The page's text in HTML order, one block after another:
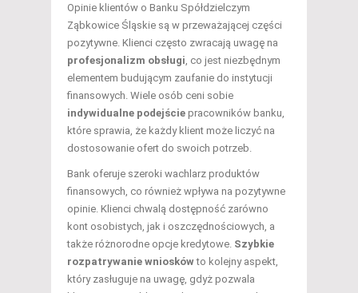
Opinie klientów o Banku Spółdzielczym
Ząbkowice Śląskie są w przeważającej części
pozytywne. Klienci często zwracają uwagę na
profesjonalizm obsługi , co jest niezbędnym
elementem budującym zaufanie do instytucji
finansowych. Wiele osób ceni sobie
indywidualne podejście pracowników banku,
które sprawia, że każdy klient może liczyć na
dostosowanie ofert do swoich potrzeb.
Bank oferuje szeroki wachlarz produktów
finansowych, co również wpływa na pozytywne
opinie. Klienci chwalą dostępność zarówno
kont osobistych, jak i oszczędnościowych, a
także różnorodne opcje kredytowe. Szybkie
rozpatrywanie wnioskówto kolejny aspekt,
który zasługuje na uwagę, gdyż pozwala